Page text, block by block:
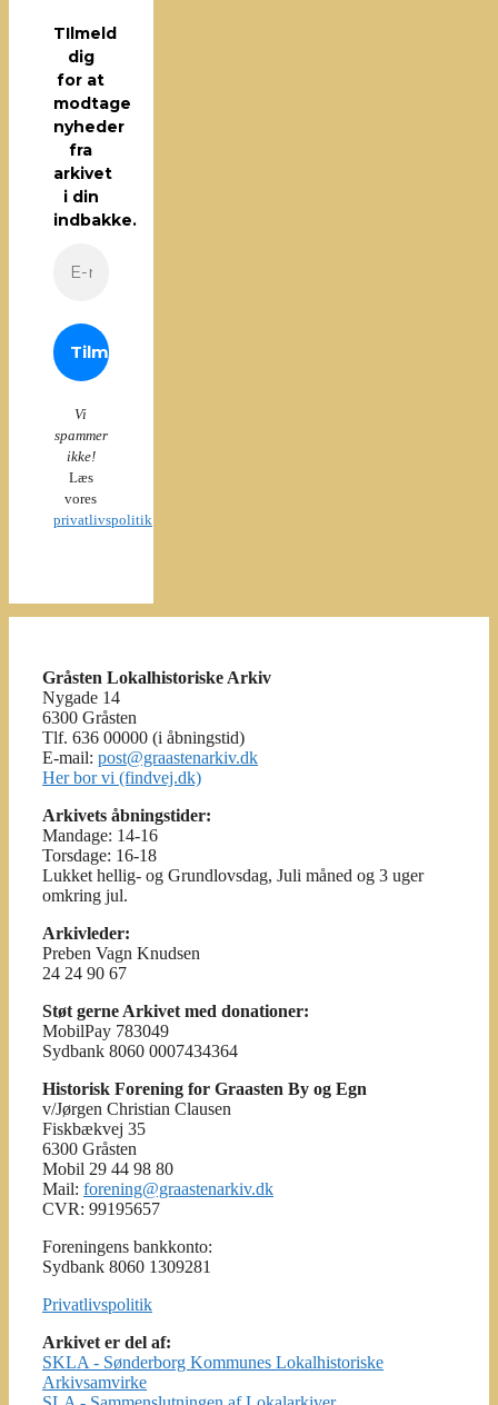
TIlmeld
dig
for at
modtage
nyheder
fra
arkivet
i din
indbakke.
Vi
spammer
ikke!
Læs
vores
privatlivspolitik
Gråsten Lokalhistoriske Arkiv
Nygade 14
6300 Gråsten
Tlf. 636 00000 (i åbningstid)
E-mail: post@graastenarkiv.dk
Her bor vi (findvej.dk)
Arkivets åbningstider:
Mandage: 14-16
Torsdage: 16-18
Lukket hellig- og Grundlovsdag, Juli måned og 3 uger
omkring jul.
Arkivleder:
Preben Vagn Knudsen
24 24 90 67
Støt gerne Arkivet med donationer:
MobilPay 783049
Sydbank 8060 0007434364
Historisk Forening for Graasten By og Egn
v/Jørgen Christian Clausen
Fiskbækvej 35
6300 Gråsten
Mobil 29 44 98 80
Mail: forening@graastenarkiv.dk
CVR: 99195657
Foreningens bankkonto:
Sydbank 8060 1309281
Privatlivspolitik
Arkivet er del af:
SKLA - Sønderborg Kommunes Lokalhistoriske
Arkivsamvirke